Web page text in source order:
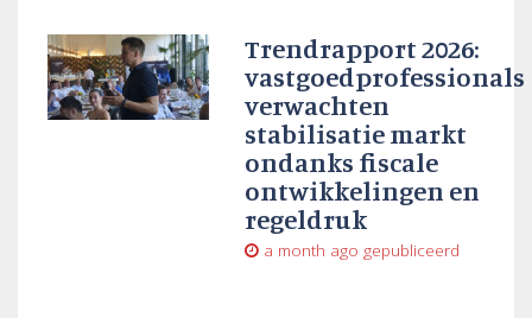
Trendrapport 2026:
vastgoedprofessionals
verwachten
stabilisatie markt
ondanks fiscale
ontwikkelingen en
regeldruk
a month ago gepubliceerd